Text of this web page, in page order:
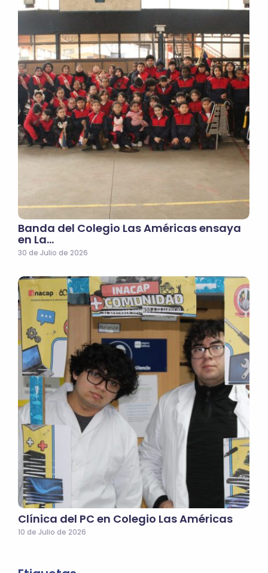
Banda del Colegio Las Américas ensaya
en La…
30 de Julio de 2026
Clínica del PC en Colegio Las Américas
10 de Julio de 2026